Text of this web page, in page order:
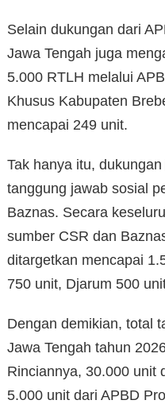
Selain dukungan dari
Jawa Tengah juga
5.000 RTLH melalui
Khusus Kabupaten
mencapai 249 unit.
Tak hanya itu,
tanggung jawab sosial
Baznas. Secara
sumber CSR dan
ditargetkan mencapai
750 unit, Djarum 500
Dengan demikian, total
Jawa Tengah tahun
Rinciannya, 30.000 unit
5.000 unit dari APBD